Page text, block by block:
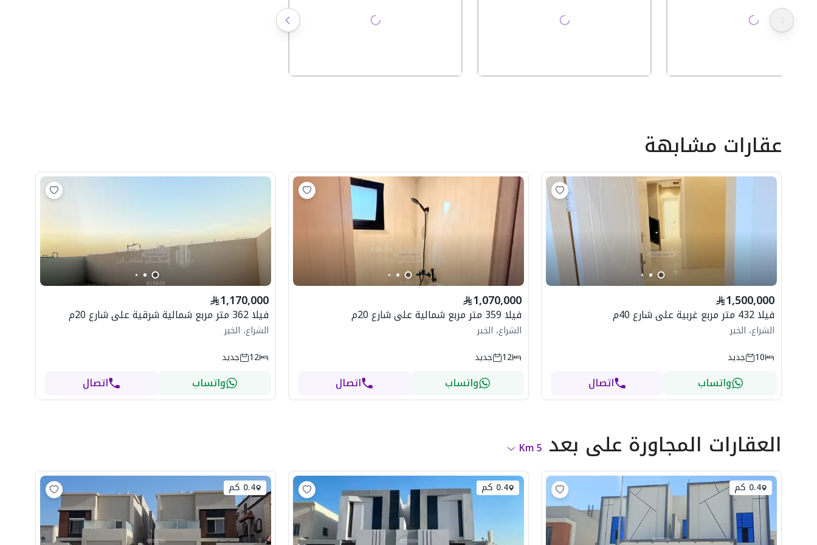
عقارات مشابهة
1,500,000
فيلا 432 متر مربع غربية على شارع 40م
الشراع، الخبر
10
جديد
واتساب اتصال
1,070,000
فيلا 359 متر مربع شمالية على شارع 20م
الشراع، الخبر
12
جديد
واتساب اتصال
1,170,000
فيلا 362 متر مربع شمالية شرقية على شارع 20م
الشراع، الخبر
12
جديد
واتساب اتصال
العقارات المجاورة على بعد 5
Km
0.4 كم 0.4 كم 0.4 كم